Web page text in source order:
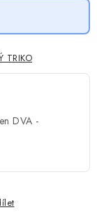
TRIKO
DVA -